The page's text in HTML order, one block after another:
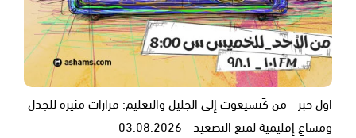
اول خبر - من كَتسيعوت إلى الجليل والتعليم: قرارات مثيرة للجدل
ومساعٍ إقليمية لمنع التصعيد - 03.08.2026